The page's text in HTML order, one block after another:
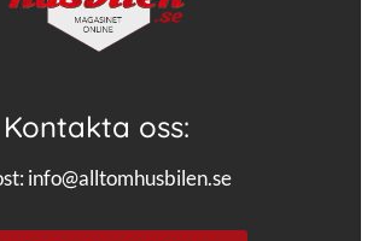
Kontakta oss:
info@alltomhusbilen.se